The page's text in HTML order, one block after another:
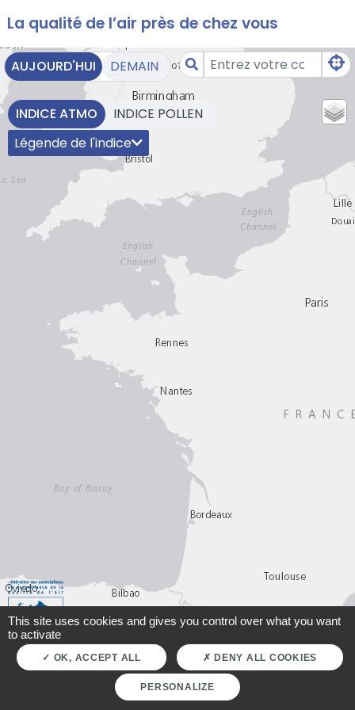
Aller au premier menu de navigation
La qualité de l’air près de chez vous
INDICE ATMO
INDICE POLLEN
Légende de l'indice
AUJOURD'HUI DEMAIN
This site uses cookies and gives you control over what you want
to activate
OK, ACCEPT ALL DENY ALL COOKIES
PERSONALIZE